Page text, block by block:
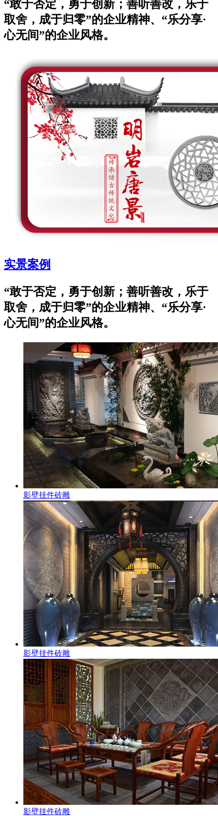
“敢于否定，勇于创新；善听善改，乐于
取舍，成于归零”的企业精神、“乐分享·
心无间”的企业风格。
实景案例
“敢于否定，勇于创新；善听善改，乐于
取舍，成于归零”的企业精神、“乐分享·
心无间”的企业风格。
影壁挂件砖雕
影壁挂件砖雕
影壁挂件砖雕